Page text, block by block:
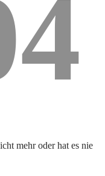
mehr oder hat es nie